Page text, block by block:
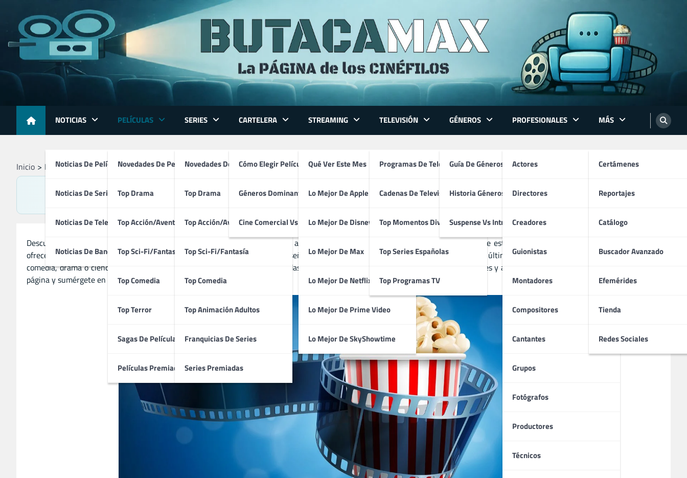
content
NOTICIAS
Noticias De Películas
Noticias De Series
Noticias De Televisión
Noticias De Bandas Sonoras
PELÍCULAS
Novedades De Películas
Top Drama
Top Acción/Aventura
Top Sci-Fi/Fantasía
Top Comedia
Top Terror
Sagas De Películas
Películas Premiadas
SERIES
Novedades De Series
Top Drama
Top Acción/Aventura
Top Sci-Fi/Fantasía
Top Comedia
Top Animación Adultos
Franquicias De Series
Series Premiadas
CARTELERA
Cómo Elegir Película
Géneros Dominantes
Cine Comercial Vs Autor
STREAMING
Qué Ver Este Mes
Lo Mejor De Apple TV
Lo Mejor De Disney+
Lo Mejor De Max
Lo Mejor De Netflix
Lo Mejor De Prime Video
Lo Mejor De SkyShowtime
TELEVISIÓN
Programas De Televisión
Cadenas De Televisión
Top Momentos Divertidos
Top Series Españolas
Top Programas TV
GÉNEROS
Guía De Géneros
Historia Géneros TV
Suspense Vs Intriga
PROFESIONALES
Actores
Directores
Creadores
Guionistas
Montadores
Compositores
Cantantes
Grupos
Fotógrafos
Productores
Técnicos
MÁS
Certámenes
Reportajes
Catálogo
Buscador Avanzado
Efemérides
Tienda
Redes Sociales
Inicio Películas
Películas
Descubre las mejores
en nuestra página, donde encontrarás una amplia selección de títulos de todos los géneros. Desde estrenos de cine hasta clásicos inolvidables, te
ofrecemos una experiencia única para disfrutar del séptimo arte. Explora reseñas, recomendaciones personalizadas y detalles de las últimas producciones. Ya sea que busques acción,
comedia, drama o ciencia ficción, tenemos algo para cada gusto. No te pierdas la oportunidad de conocer las películas más populares y acceder a contenido exclusivo. ¡Visita nuestra
página y sumérgete en el mundo del cine!